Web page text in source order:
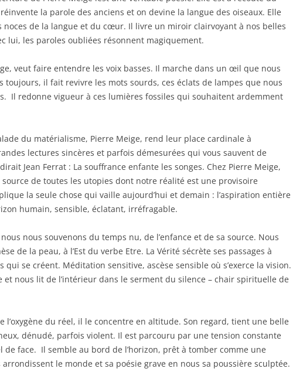
la parole des anciens et on devine la langue des oiseaux. Elle
noces de la langue et du cœur. Il livre un miroir clairvoyant à nos belles
lui, les paroles oubliées résonnent magiquement.
veut faire entendre les voix basses. Il marche dans un œil que nous
toujours, il fait revivre les mots sourds, ces éclats de lampes que nous
Il redonne vigueur à ces lumières fossiles qui souhaitent ardemment
du matérialisme, Pierre Meige, rend leur place cardinale à
lectures sincères et parfois démesurées qui vous sauvent de
Jean Ferrat : La souffrance enfante les songes. Chez Pierre Meige,
source de toutes les utopies dont notre réalité est une provisoire
la seule chose qui vaille aujourd’hui et demain : l’aspiration entière
humain, sensible, éclatant, irréfragable.
nous souvenons du temps nu, de l’enfance et de sa source. Nous
de la peau, à l’Est du verbe Etre. La Vérité sécrète ses passages à
qui se créent. Méditation sensitive, ascèse sensible où s’exerce la vision.
et nous lit de l’intérieur dans le serment du silence – chair spirituelle de
l’oxygène du réel, il le concentre en altitude. Son regard, tient une belle
dénudé, parfois violent. Il est parcouru par une tension constante
de face. Il semble au bord de l’horizon, prêt à tomber comme une
arrondissent le monde et sa poésie grave en nous sa poussière sculptée.